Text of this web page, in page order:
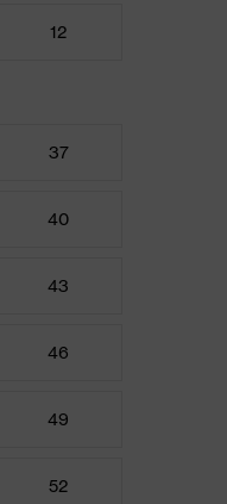
12
37
40
43
46
49
52